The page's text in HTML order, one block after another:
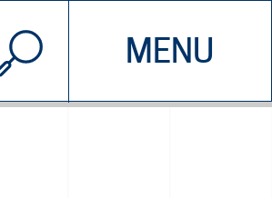
MENU
CHI SIAMO
© 2026 EDDYBURG